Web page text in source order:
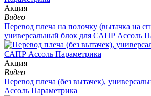
Aкция
Видео
Перевод плеча на полочку (вытачка на
универсальный блок для САПР Ассоль
Aкция
Видео
Перевод плеча (без вытачек),
Ассоль Параметрика